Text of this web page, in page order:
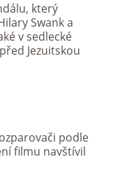
který
Swank a
v sedlecké
Jezuitskou
podle
filmu navštívil